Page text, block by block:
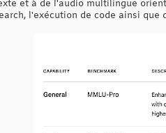
et à de l'audio multilingue
l'exécution de code ainsi